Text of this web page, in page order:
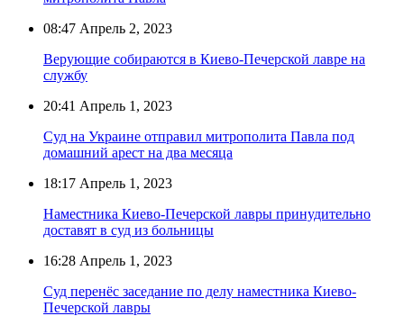
08:47 Апрель 2, 2023
Верующие собираются в Киево-Печерской лавре на
службу
20:41 Апрель 1, 2023
Суд на Украине отправил митрополита Павла под
домашний арест на два месяца
18:17 Апрель 1, 2023
Наместника Киево-Печерской лавры принудительно
доставят в суд из больницы
16:28 Апрель 1, 2023
Суд перенёс заседание по делу наместника Киево-
Печерской лавры